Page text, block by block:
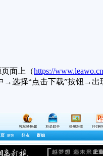
面上（https://
选择“点击下载”按钮→出